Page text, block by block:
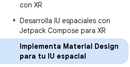
con XR
Desarrolla IU espaciales con
Jetpack Compose para XR
Implementa Material Design
para tu IU espacial